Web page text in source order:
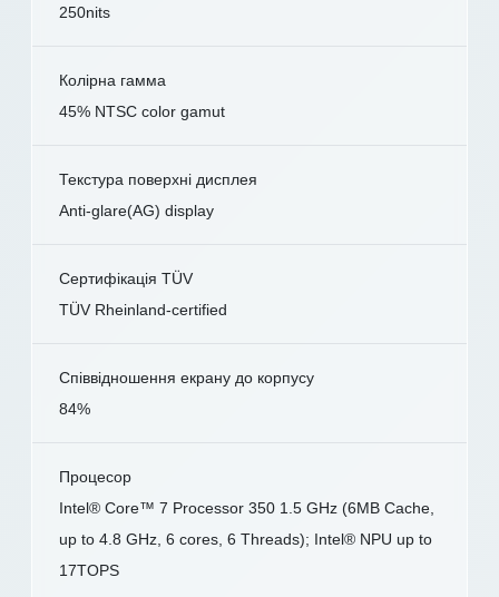
250nits
Колірна гамма
45% NTSC color gamut
Текстура поверхні дисплея
Anti-glare(AG) display
Сертифікація TÜV
TÜV Rheinland-certified
Співвідношення екрану до корпусу
84%
Процесор
Intel® Core™ 7 Processor 350 1.5 GHz (6MB Cache,
up to 4.8 GHz, 6 cores, 6 Threads); Intel® NPU up to
17TOPS